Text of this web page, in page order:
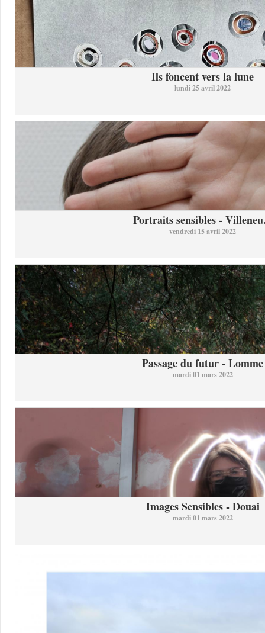
Ils foncent vers la lune
lundi 25 avril 2022
Portraits sensibles -
vendredi 15 avril 2022
Passage du futur - Lomme
mardi 01 mars 2022
Images Sensibles - Douai
mardi 01 mars 2022